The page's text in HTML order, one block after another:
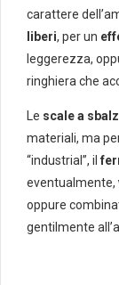
carattere
liberi, per un
leggerezza,
ringhiera che
Le scale a
materiali, ma
“industrial”, il
eventualmente,
oppure
gentilmente